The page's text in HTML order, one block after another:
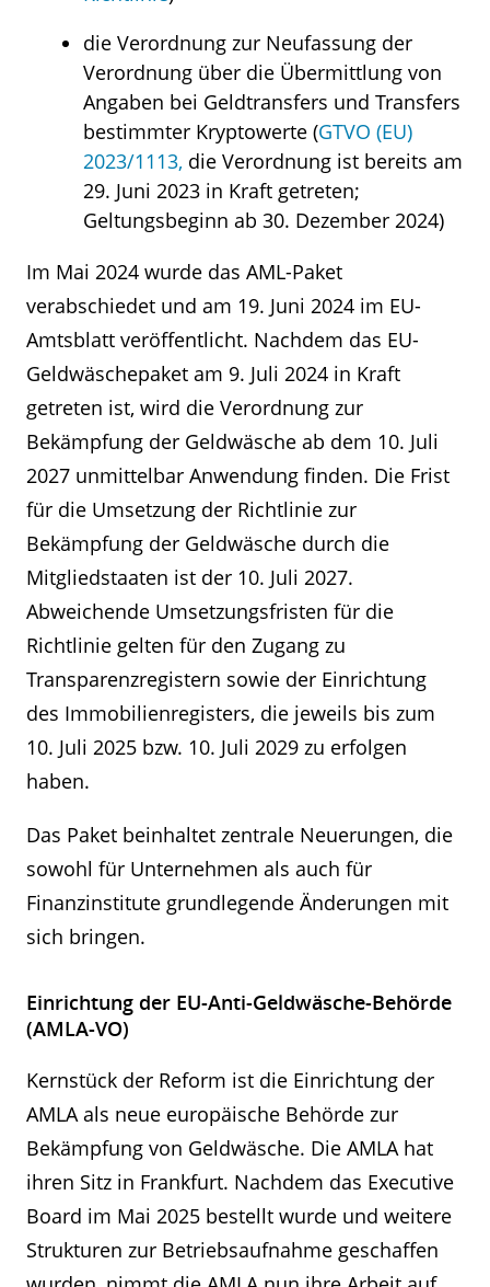
die Verordnung zur Neufassung der
Verordnung über die Übermittlung von
Angaben bei Geldtransfers und Transfers
bestimmter Kryptowerte (GTVO (EU)
2023/1113, die Verordnung ist bereits am
29. Juni 2023 in Kraft getreten;
Geltungsbeginn ab 30. Dezember 2024)
Im Mai 2024 wurde das AML-Paket
verabschiedet und am 19. Juni 2024 im EU-
Amtsblatt veröffentlicht. Nachdem das EU-
Geldwäschepaket am 9. Juli 2024 in Kraft
getreten ist, wird die Verordnung zur
Bekämpfung der Geldwäsche ab dem 10. Juli
2027 unmittelbar Anwendung finden. Die Frist
für die Umsetzung der Richtlinie zur
Bekämpfung der Geldwäsche durch die
Mitgliedstaaten ist der 10. Juli 2027.
Abweichende Umsetzungsfristen für die
Richtlinie gelten für den Zugang zu
Transparenzregistern sowie der Einrichtung
des Immobilienregisters, die jeweils bis zum
10. Juli 2025 bzw. 10. Juli 2029 zu erfolgen
haben.
Das Paket beinhaltet zentrale Neuerungen, die
sowohl für Unternehmen als auch für
Finanzinstitute grundlegende Änderungen mit
sich bringen.
Einrichtung der EU-Anti-Geldwäsche-Behörde
(AMLA-VO)
Kernstück der Reform ist die Einrichtung der
AMLA als neue europäische Behörde zur
Bekämpfung von Geldwäsche. Die AMLA hat
ihren Sitz in Frankfurt. Nachdem das Executive
Board im Mai 2025 bestellt wurde und weitere
Strukturen zur Betriebsaufnahme geschaffen